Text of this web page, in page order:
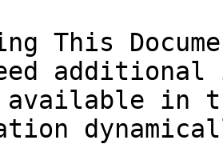
This
in